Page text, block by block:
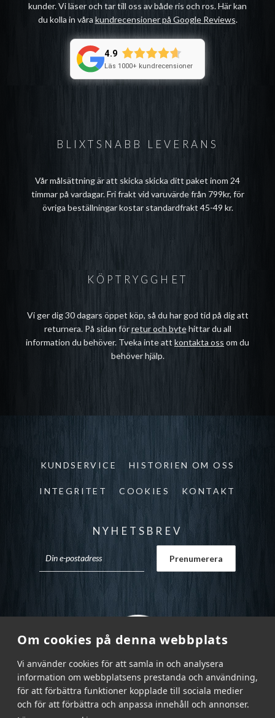
Om cookies på denna webbplats
Vi använder cookies för att samla in och analysera
information om webbplatsens prestanda och användning,
för att förbättra funktioner kopplade till sociala medier
och för att förbättra och anpassa innehåll och annonser.
BLIXTSNABB LEVERANS
Vår målsättning är att skicka skicka ditt paket inom 24
timmar på vardagar. Fri frakt vid varuvärde från 799kr, för
övriga beställningar kostar standardfrakt 45-49 kr.
kunder. Vi läser och tar till oss av både ris och ros. Här kan
du kolla in våra kundrecensioner på Google Reviews.
4.9
Läs 1000+ kundrecensioner
KÖPTRYGGHET
Vi ger dig 30 dagars öppet köp, så du har god tid på dig att
returnera. På sidan förretur och bytehittar du all
information du behöver. Tveka inte att kontakta oss om du
behöver hjälp.
KUNDSERVICE HISTORIEN OM OSS
INTEGRITET COOKIES KONTAKT
NYHETSBREV